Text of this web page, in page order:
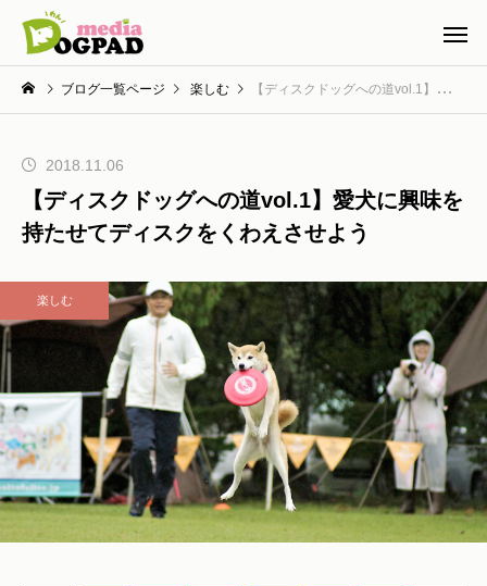
ブログ一覧ページ 楽しむ 【ディスクドッグへの道vol.1】愛犬に興味を持たせてディスクをくわえさせよう
2018.11.06
【ディスクドッグへの道vol.1】愛犬に興味を
持たせてディスクをくわえさせよう
楽しむ